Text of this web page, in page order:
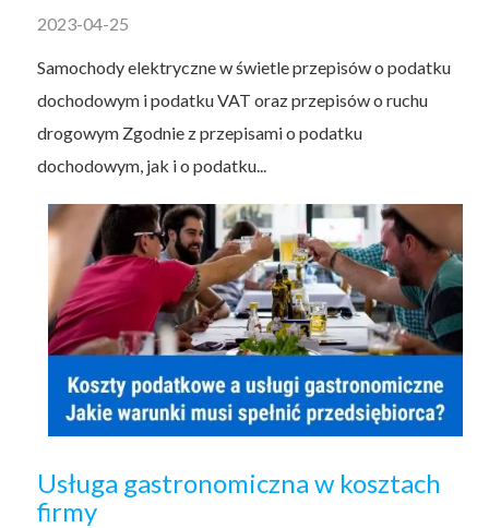
2023-04-25
Samochody elektryczne w świetle przepisów o podatku
dochodowym i podatku VAT oraz przepisów o ruchu
drogowym Zgodnie z przepisami o podatku
dochodowym, jak i o podatku...
Usługa gastronomiczna w kosztach
firmy